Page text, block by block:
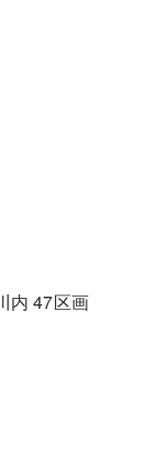
内 47区画